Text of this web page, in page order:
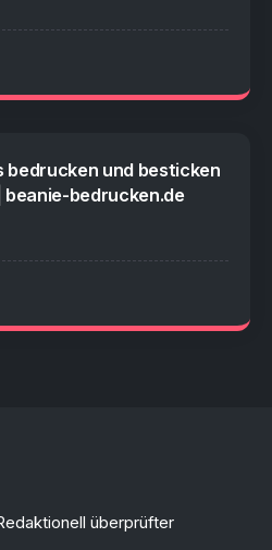
bedrucken und besticken
beanie-bedrucken.de
überprüfter